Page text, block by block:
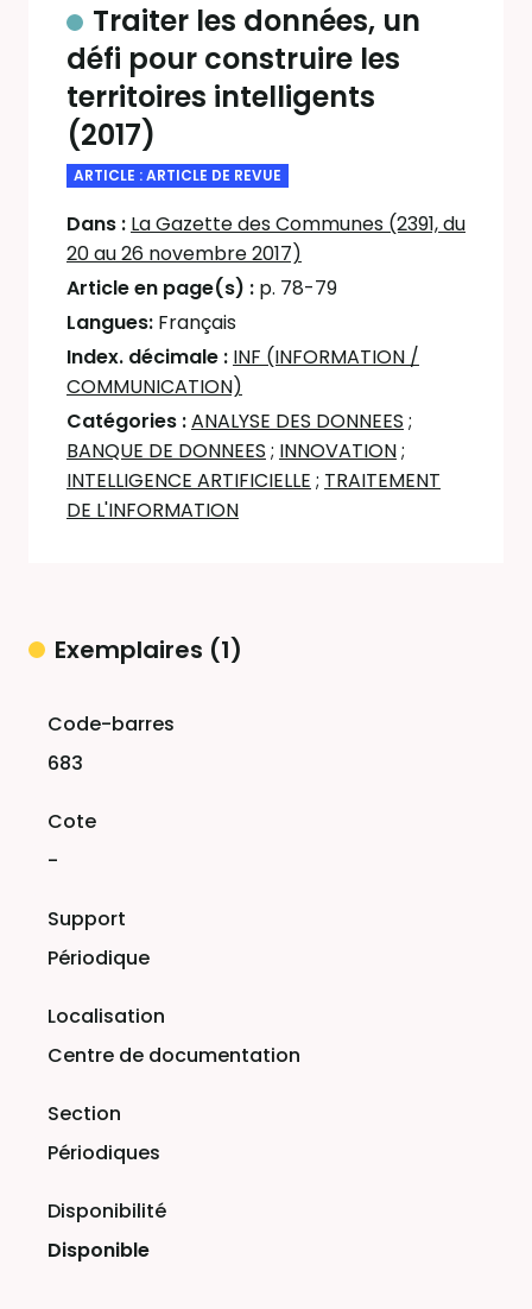
Traiter les données, un
défi pour construire les
territoires intelligents
(2017)
ARTICLE : ARTICLE DE REVUE
Dans : La Gazette des Communes (2391, du
20 au 26 novembre 2017)
Article en page(s) : p. 78-79
Langues: Français
Index. décimale : INF (INFORMATION /
COMMUNICATION)
Catégories :ANALYSE DES DONNEES ;
BANQUE DE DONNEES ; INNOVATION;
INTELLIGENCE ARTIFICIELLE ; TRAITEMENT
DE L'INFORMATION
Exemplaires (1)
683
-
Périodique
Centre de documentation
Périodiques
Disponible